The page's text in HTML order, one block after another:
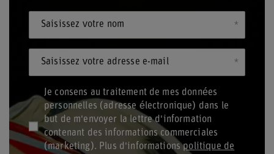
Saisissez votre nom
Saisissez votre adresse e-mail
Je consens au traitement de mes données
personnelles (adresse électronique) dans le
but de m'envoyer la lettre d'information
contenant des informations commerciales
(marketing). Plus d'informationspolitique de